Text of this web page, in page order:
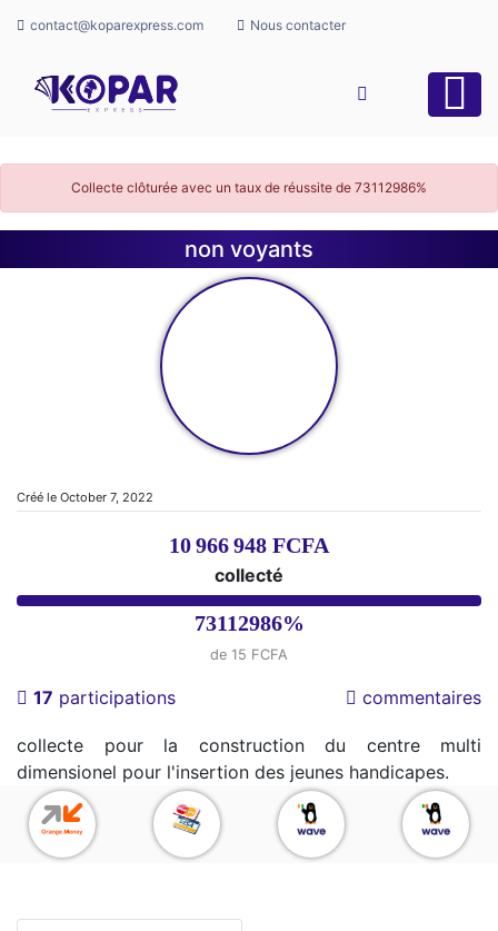
contact@koparexpress.com Nous contacter
Collecte clôturée avec un taux de réussite de 73112986%
non voyants
Créé le October 7, 2022
10 966 948 FCFA
collecté
73112986%
de 15 FCFA
17 participations commentaires
collecte pour la construction du centre multi
dimensionel pour l'insertion des jeunes handicapes.